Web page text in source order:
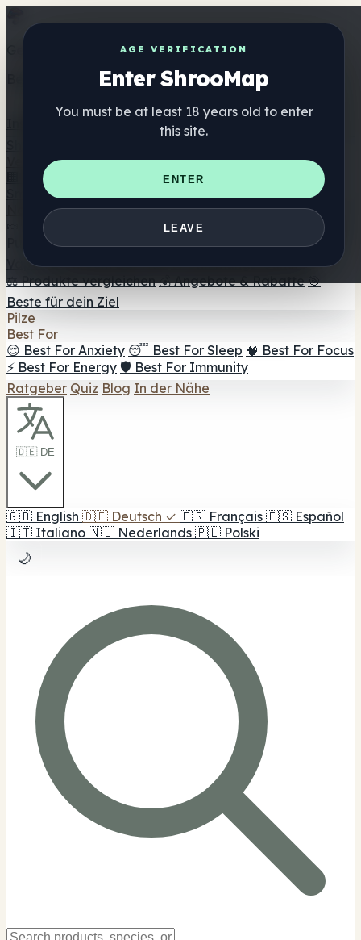
AGE VERIFICATION
Enter ShrooMap
You must be at least 18 years old to enter
this site.
ENTER
LEAVE
Get the ShrooMap app
Better than mobile web — one tap away
Verzeichnis
🏢 Markenverzeichnis
📍 Headshop-Finder
Smartshop-Finder
Nahrungsergänzung
🍬 Pilz-Gummis
💊 Pilz-Kapseln 💧 Pilz-Tinkturen
🫙 Pilz-
☕ Pilz-Kaffee 🍫 Pilz-Schokolade 💨 Mushroom
Vapes 🍫 Shroom Bar Hub 😌 Stimmungs-Gummis
⚖️ Produkte vergleichen 💰 Angebote & Rabatte 🎯
Beste für dein Ziel
Pilze
Best For
😌 Best For Anxiety 😴 Best For Sleep 🧠 Best For Focus
⚡ Best For Energy 🛡️ Best For Immunity
Ratgeber Quiz Blog In der Nähe
🇩🇪 DE
🇬🇧 English 🇩🇪 Deutsch ✓ 🇫🇷 Français 🇪🇸 Español
🇮🇹 Italiano 🇳🇱 Nederlands 🇵🇱 Polski
🌙